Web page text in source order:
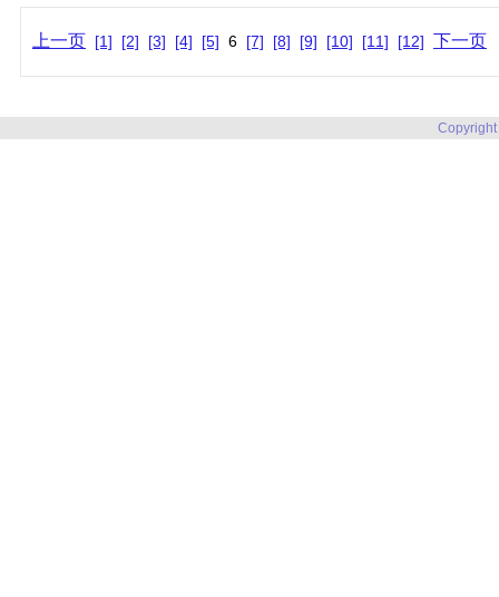
上一页 [1] [2] [3] [4] [5] 6 [7] [8] [9] [10] [11] [12] 下一页